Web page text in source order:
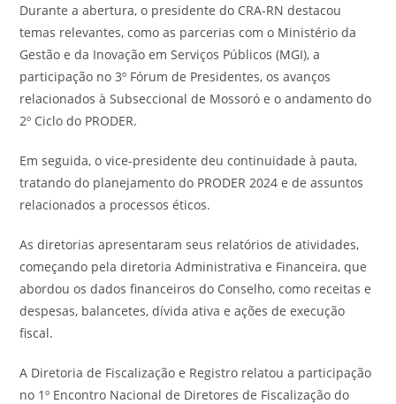
Durante a abertura, o presidente do CRA-RN destacou
temas relevantes, como as parcerias com o Ministério da
Gestão e da Inovação em Serviços Públicos (MGI), a
participação no 3º Fórum de Presidentes, os avanços
relacionados à Subseccional de Mossoró e o andamento do
2º Ciclo do PRODER.
Em seguida, o vice-presidente deu continuidade à pauta,
tratando do planejamento do PRODER 2024 e de assuntos
relacionados a processos éticos.
As diretorias apresentaram seus relatórios de atividades,
começando pela diretoria Administrativa e Financeira, que
abordou os dados financeiros do Conselho, como receitas e
despesas, balancetes, dívida ativa e ações de execução
fiscal.
A Diretoria de Fiscalização e Registro relatou a participação
no 1º Encontro Nacional de Diretores de Fiscalização do